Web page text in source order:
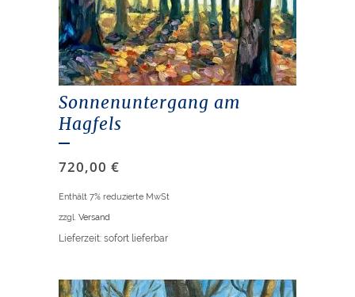
Sonnenuntergang am
Hagfels
720,00 €
Enthält 7% reduzierte MwSt
zzgl. Versand
Lieferzeit: sofort lieferbar